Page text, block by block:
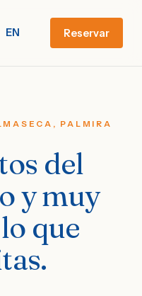
EN Reservar
PALMIRA
del
y muy
que